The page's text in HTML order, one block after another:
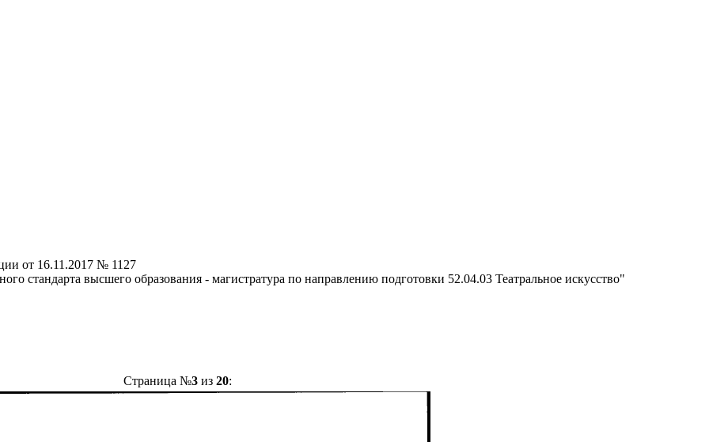
от 16.11.2017 № 1127
стандарта высшего образования - магистратура по направлению подготовки 52.04.03 Театральное искусство"
Страница №3из 20: